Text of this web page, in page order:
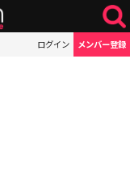
ログイン メンバー登録